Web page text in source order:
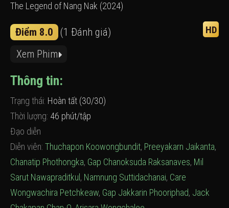
The Legend of Nang Nak (2024)
Điểm 8.0 (1 Đánh giá) HD
Xem Phim
Thông tin:
Trạng thái: Hoàn tất (30/30)
Thời lượng: 46 phút/tập
Đạo diễn
Diễn viên: Thuchapon Koowongbundit, Preeyakarn Jaikanta,
Chanatip Phothongka, Gap Chanoksuda Raksanaves, Mil
Sarut Nawapraditkul , Namnung Suttidachanai, Care
Wongwachira Petchkeaw, Gap Jakkarin Phooriphad, Jack